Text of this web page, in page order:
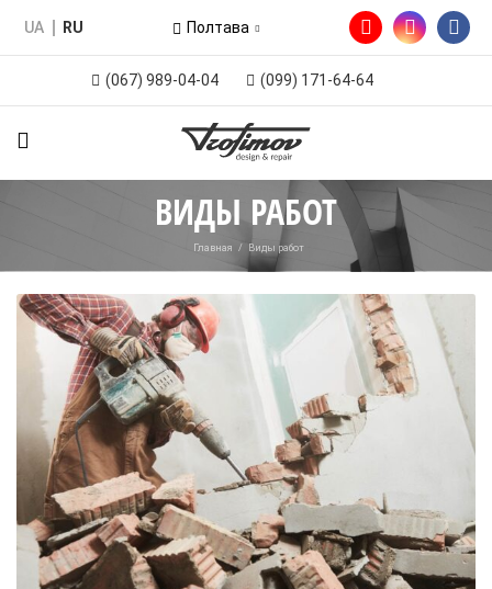
(067) 989-04-04 (099) 171-64-64
UA RU Полтава
ВИДЫ РАБОТ
Главная / Виды работ